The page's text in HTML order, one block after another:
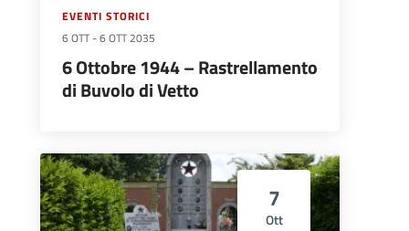
EVENTI STORICI
6 OTT -6 OTT 2035
6 Ottobre 1944 – Rastrellamento
di Buvolo di Vetto
7
Ott